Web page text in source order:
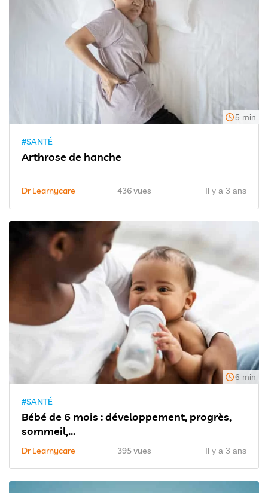
5 min
#SANTÉ
Arthrose de hanche
Dr Learnycare 436 vues Il y a 3 ans
6 min
#SANTÉ
Bébé de 6 mois : développement, progrès,
sommeil,...
Dr Learnycare 395 vues Il y a 3 ans